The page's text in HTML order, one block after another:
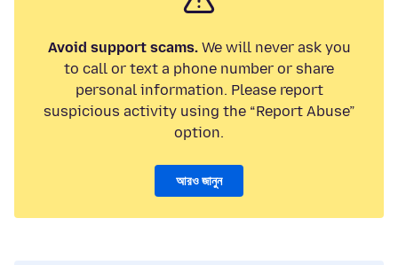
Avoid support scams.We will never ask you
to call or text a phone number or share
personal information. Please report
suspicious activity using the “Report Abuse”
option.
আরও জানুন